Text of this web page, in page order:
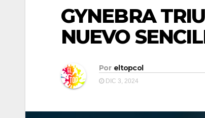
GYNEBRA
NUEVO
Por eltopcol
DIC 3, 2024